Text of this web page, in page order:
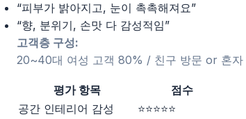
“피부가 밝아지고, 눈이 촉촉해져요”
“향, 분위기, 손맛 다 감성적임”
고객층 구성:
20~40대 여성 고객 80% / 친구 방문 or 혼자
평가 항목
점수
공간 인테리어 감성
⭐⭐⭐⭐⭐